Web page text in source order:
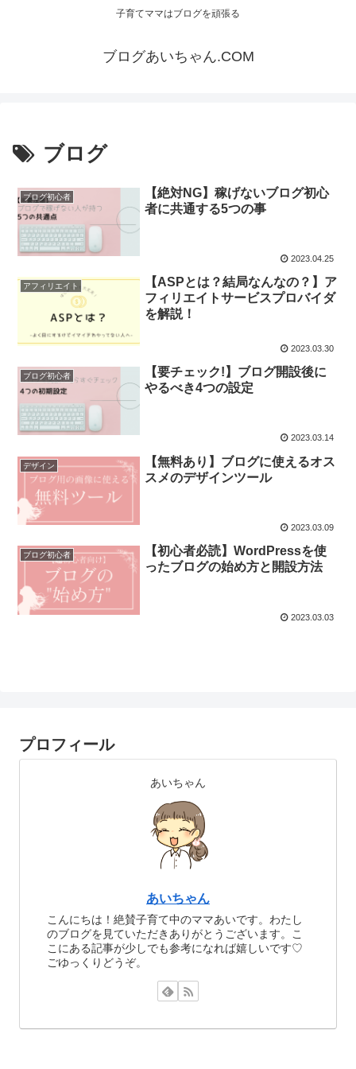
子育てママはブログを頑張る
ブログあいちゃん.COM
ブログ
ブログ初心者
【絶対NG】稼げないブログ初心
者に共通する5つの事
2023.04.25
アフィリエイト
【ASPとは？結局なんなの？】ア
フィリエイトサービスプロバイダ
を解説！
2023.03.30
ブログ初心者
【要チェック!】ブログ開設後に
やるべき4つの設定
2023.03.14
デザイン
【無料あり】ブログに使えるオス
スメのデザインツール
2023.03.09
ブログ初心者
【初心者必読】WordPressを使
ったブログの始め方と開設方法
2023.03.03
プロフィール
あいちゃん
あいちゃん
こんにちは！絶賛子育て中のママあいです。わたし
のブログを見ていただきありがとうございます。こ
こにある記事が少しでも参考になれば嬉しいです♡
ごゆっくりどうぞ。